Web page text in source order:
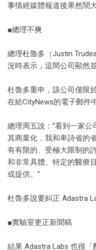
事情經媒體報道後果然鬧大
■總理不爽
總理杜魯多（Justin
況時表示，這間公司顯然
杜魯多重申，該公司僅限
在給CityNews的電子郵件
總理周五說：”看到一家
其商業化，我和卑詩省的
有有限的、受極大限制的
和非常具體、特定的醫療
或提供。”
杜魯多說要糾正 Adastra
■實驗室更正新聞稿
結果 Adastra Labs 也很